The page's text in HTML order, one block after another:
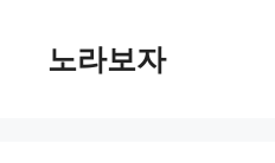
노라보자